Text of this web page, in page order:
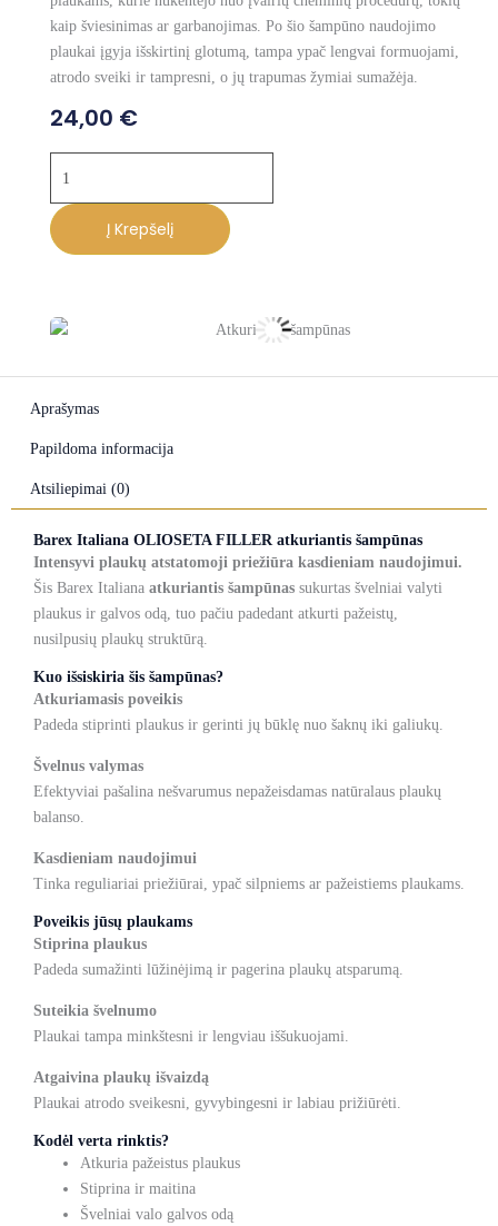
kaip šviesinimas ar garbanojimas. Po šio šampūno naudojimo
plaukai įgyja išskirtinį glotumą, tampa ypač lengvai formuojami,
atrodo sveiki ir tampresni, o jų trapumas žymiai sumažėja.
24,00 €
Atkuriantis
šampūnas
Į Krepšelį
Aprašymas
Papildoma informacija
Atsiliepimai (0)
Barex Italiana OLIOSETA FILLER atkuriantis šampūnas
Intensyvi plaukų atstatomoji priežiūra kasdieniam naudojimui.
Šis Barex Italiana atkuriantis šampūnas sukurtas švelniai valyti
plaukus ir galvos odą, tuo pačiu padedant atkurti pažeistų,
nusilpusių plaukų struktūrą.
Kuo išsiskiria šis šampūnas?
Atkuriamasis poveikis
Padeda stiprinti plaukus ir gerinti jų būklę nuo šaknų iki galiukų.
Švelnus valymas
Efektyviai pašalina nešvarumus nepažeisdamas natūralaus plaukų
balanso.
Kasdieniam naudojimui
Tinka reguliariai priežiūrai, ypač silpniems ar pažeistiems plaukams.
Poveikis jūsų plaukams
Stiprina plaukus
Padeda sumažinti lūžinėjimą ir pagerina plaukų atsparumą.
Suteikia švelnumo
Plaukai tampa minkštesni ir lengviau iššukuojami.
Atgaivina plaukų išvaizdą
Plaukai atrodo sveikesni, gyvybingesni ir labiau prižiūrėti.
Kodėl verta rinktis?
Atkuria pažeistus plaukus
Stiprina ir maitina
Švelniai valo galvos odą